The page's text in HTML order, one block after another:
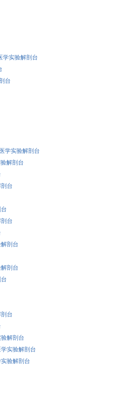
学实验解剖台
台
学实验解剖台
解剖台
台
台
剖台
剖台
台
解剖台
实验解剖台
验解剖台